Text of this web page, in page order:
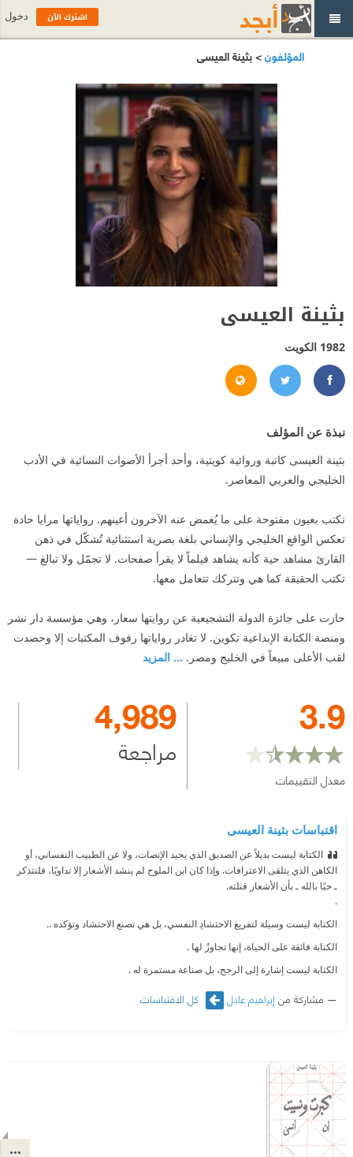
المؤلفون> بثينة العيسى
بثينة العيسى
1982 الكويت
202140656475090
https://twitter.com/bothayna_alessa
نبذة عن المؤلف
بثينة العيسى كاتبة وروائية كويتية، وأحد أجرأ الأصوات النسائية في الأدب
الخليجي والعربي المعاصر.
تكتب بعيون مفتوحة على ما يُغمض عنه الآخرون أعينهم. رواياتها مرايا حادة
تعكس الواقع الخليجي والإنساني بلغة بصرية استثنائية تُشكّل في ذهن
القارئ مشاهد حية كأنه يشاهد فيلماً لا يقرأ صفحات. لا تجمّل ولا تبالغ —
تكتب الحقيقة كما هي وتتركك تتعامل معها.
حازت على جائزة الدولة التشجيعية عن روايتها سعار، وهي مؤسسة دار نشر
ومنصة الكتابة الإبداعية تكوين. لا تغادر رواياتها رفوف المكتبات إلا وحصدت
لقب الأعلى مبيعاً في الخليج ومصر. ... المزيد
3.9
معدل التقييمات
4,989
مراجعة
اقتباسات بثينة العيسى
الكتابة ليست بديلاً عن الصديق الذي يجيد الإنصات، ولا عن الطبيب النفساني، أو
الكاهن الذي يتلقى الاعترافات. وإذا كان ابن الملوح لم ينشد الأشعار إلا تداويًا، فلنتذكر
ـ حبًا بالله ـ بأن الأشعار قتلته.
.
الكتابة ليست وسيلة لتفريغ الاحتشادِ النفسي، بل هي تصنع الاحتشاد وتؤكده ..
الكتابة فائقة على الحياة، إنها تجاوزٌ لها .
الكتابة ليست إشارة إلى الرجح، بل صناعة مستمرة له .
الكتابة حركة لولبية نحو الأفق، وليست جلوسًا طويلاً على كرسي العيادة النفسية ..
مشاركة من إبراهيم عادل كل الاقتباسات
اشترك الآن دخول